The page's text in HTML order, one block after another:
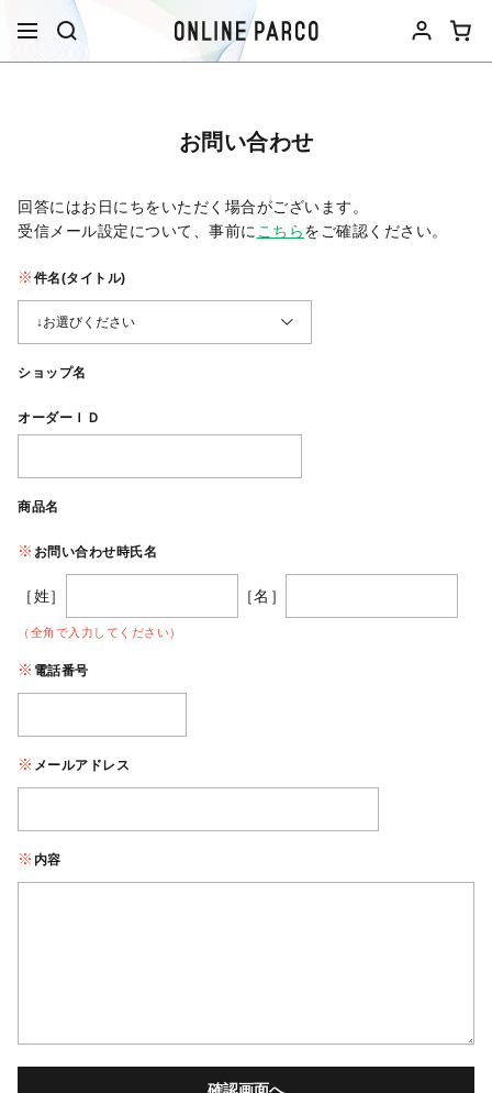
お問い合わせ
回答にはお日にちをいただく場合がございます。
受信メール設定について、事前に こちらをご確認ください。​
件名(タイトル)
ショップ名
オーダーＩＤ
商品名
お問い合わせ時氏名
［姓］ ［名］
（全角で入力してください）
電話番号
メールアドレス
内容